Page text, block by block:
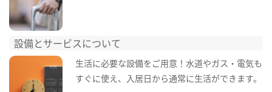
設備とサービスについて
生活に必要な設備をご用意！水道やガス・電気も
すぐに使え、入居日から通常に生活ができます。